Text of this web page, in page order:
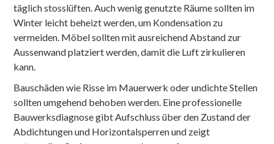
täglich stosslüften. Auch wenig genutzte Räume sollten im
Winter leicht beheizt werden, um Kondensation zu
vermeiden. Möbel sollten mit ausreichend Abstand zur
Aussenwand platziert werden, damit die Luft zirkulieren
kann.
Bauschäden wie Risse im Mauerwerk oder undichte Stellen
sollten umgehend behoben werden. Eine professionelle
Bauwerksdiagnose gibt Aufschluss über den Zustand der
Abdichtungen und Horizontalsperren und zeigt